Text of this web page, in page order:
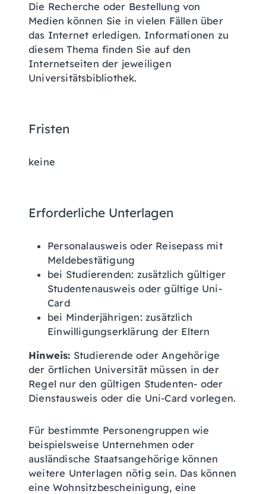
Die Recherche oder Bestellung von
Medien können Sie in vielen Fällen über
das Internet erledigen. Informationen zu
diesem Thema finden Sie auf den
Internetseiten der jeweiligen
Universitätsbibliothek.
Fristen
keine
Erforderliche Unterlagen
Personalausweis oder Reisepass mit
Meldebestätigung
bei Studierenden: zusätzlich gültiger
Studentenausweis oder gültige Uni-
Card
bei Minderjährigen: zusätzlich
Einwilligungserklärung der Eltern
Hinweis: Studierende oder Angehörige
der örtlichen Universität müssen in der
Regel nur den gültigen Studenten- oder
Dienstausweis oder die Uni-Card vorlegen.
Für bestimmte Personengruppen wie
beispielsweise Unternehmen oder
ausländische Staatsangehörige können
weitere Unterlagen nötig sein. Das können
eine Wohnsitzbescheinigung, eine